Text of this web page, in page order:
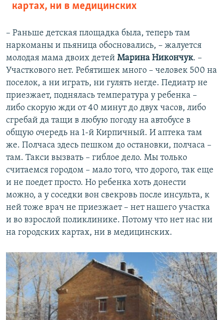
картах, ни в медицинских ​
– Раньше детская площадка была, теперь там
наркоманы и пьяница обосновались, – жалуется
молодая мама двоих детей Марина Никончук. –
Участкового нет. Ребятишек много – человек 500 на
поселок, а ни играть, ни гулять негде. Педиатр не
приезжает, поднялась температура у ребенка –
либо скорую жди от 40 минут до двух часов, либо
сгребай да тащи в любую погоду на автобусе в
общую очередь на 1-й Кирпичный. И аптека там
же. Полчаса здесь пешком до остановки, полчаса –
там. Такси вызвать – гиблое дело. Мы только
считаемся городом – мало того, что дорого, так еще
и не поедет просто. Но ребенка хоть донести
можно, а у соседки вон свекровь после инсульта, к
ней тоже врач не приезжает – нет нашего участка
и во взрослой поликлинике. Потому что нет нас ни
на городских картах, ни в медицинских.